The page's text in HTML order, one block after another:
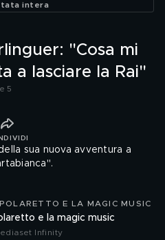
intera
"Cosa mi
a lasciare la Rai"
5
sua nuova avventura a
E LA MAGIC MUSIC
e la magic music
Infinity